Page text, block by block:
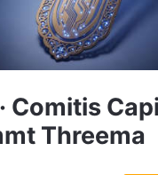
Comitis
Threema